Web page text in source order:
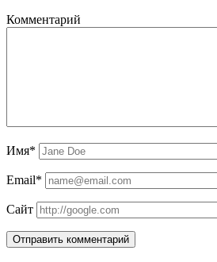
Комментарий
Имя*
Email*
Сайт